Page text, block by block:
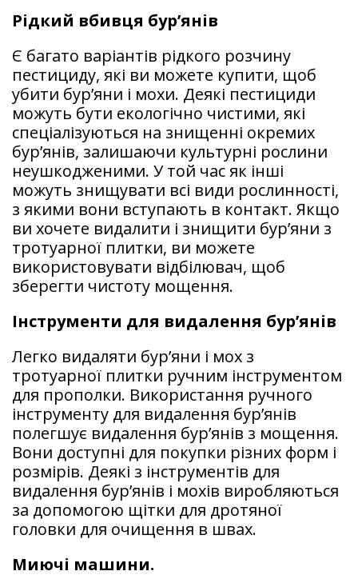
Рідкий вбивця бур’янів
Є багато варіантів рідкого розчину
пестициду, які ви можете купити, щоб
убити бур’яни і мохи. Деякі пестициди
можуть бути екологічно чистими, які
спеціалізуються на знищенні окремих
бур’янів, залишаючи культурні рослини
неушкодженими. У той час як інші
можуть знищувати всі види рослинності,
з якими вони вступають в контакт. Якщо
ви хочете видалити і знищити бур’яни з
тротуарної плитки, ви можете
використовувати відбілювач, щоб
зберегти чистоту мощення.
Інструменти для видалення бур’янів
Легко видаляти бур’яни і мох з
тротуарної плитки ручним інструментом
для прополки. Використання ручного
інструменту для видалення бур’янів
полегшує видалення бур’янів з мощення.
Вони доступні для покупки різних форм і
розмірів. Деякі з інструментів для
видалення бур’янів і мохів виробляються
за допомогою щітки для дротяної
головки для очищення в швах.
Миючі машини.